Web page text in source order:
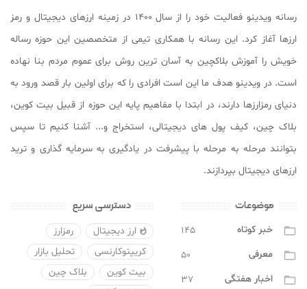
رسانه ویدینو فعالیت خود را از سال ۱۴۰۰ در زمینه ارزهای دیجیتال و رمز
ارزها آغاز کرد. این رسانه با همکاری تیمی از متخصصین این حوزه رساله
خویش را آموزش بلاکچین به آسان ترین روش برای عموم مردم بنا نهاده
است. در ویدینو هدف ما این است افرادی را که برای اولین بار قصد ورود به
دنیای رمزارزها دارند، در ابتدا با مفاهیم پایه این حوزه از قبیل بیت کوین،
بلاک چین، کیف پول های دیجیتالی، استخراج و... آشنا کنیم تا سپس
بتوانند مرحله به مرحله با پیشرفت در یادگیری به سرمایه گذاری و ترید
ارزهای دیجیتال بپردازند.
موضوعات

خبر کوتاه ۱۴۵
 معرفی ۵۰
 اخبار هفتگی ۳۷
دسترسی سریع
 ارز دیجیتال
رمزارز
کریپتوکارنسی
تحلیل بازار
بیت کوین
بلاک چین